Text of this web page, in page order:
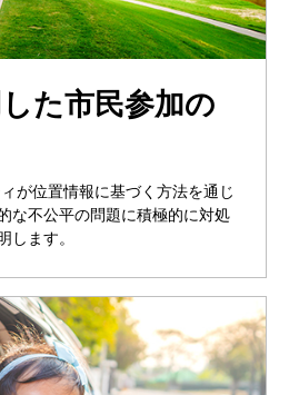
た市民参加の
が位置情報に基づく方法を通じ
な不公平の問題に積極的に対処
ます。